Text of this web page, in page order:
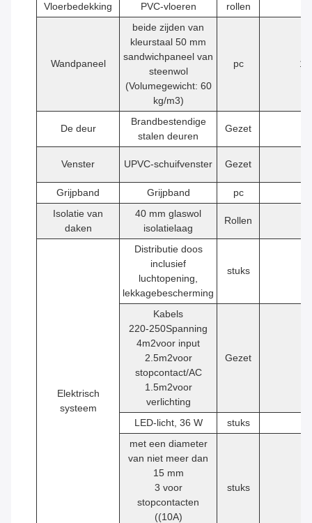
Vloerbedekking PVC-vloeren rollen
Wandpaneel
beide zijden van
kleurstaal 50 mm
sandwichpaneel van
steenwol
(Volumegewicht: 60
kg/m3)
pc 16
De deur
Brandbestendige
stalen deuren
Gezet
Venster UPVC-schuifvenster Gezet
Grijpband Grijpband pc
Isolatie van
daken
40 mm glaswol
isolatielaag
Rollen
Elektrisch
systeem
Distributie doos
inclusief
luchtopening,
lekkagebescherming
stuks
Kabels
220-250Spanning
4m2voor input
2.5m2voor
stopcontact/AC
1.5m2voor
verlichting
Gezet
LED-licht, 36 W stuks
met een diameter
van niet meer dan
15 mm
3 voor
stopcontacten
((10A)
stuks